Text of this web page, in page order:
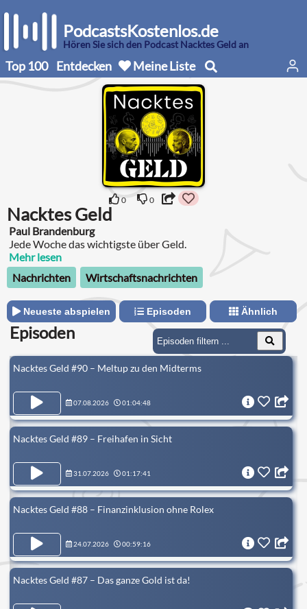
PodcastsKostenlos.de
Hören Sie sich den Podcast Nacktes Geld an
Top 100 Entdecken Meine Liste
0 0
Nacktes Geld
Paul Brandenburg
Jede Woche das wichtigste über Geld.
Mehr lesen
Nachrichten
Wirtschaftsnachrichten
Neueste abspielen Episoden Ähnlich
Episoden
Nacktes Geld #90 – Meltup zu den Midterms
07.08.2026 01:04:48
Nacktes Geld #89 – Freihafen in Sicht
31.07.2026 01:17:41
Nacktes Geld #88 – Finanzinklusion ohne Rolex
24.07.2026 00:59:16
Nacktes Geld #87 – Das ganze Gold ist da!